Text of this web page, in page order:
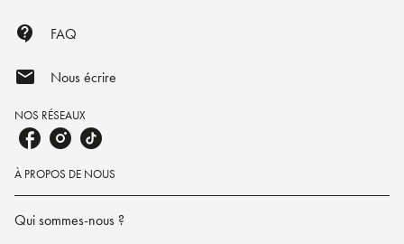
contact_support FAQ
mail Nous écrire
NOS RÉSEAUX
À PROPOS DE NOUS
Qui sommes-nous ?